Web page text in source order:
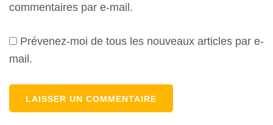
commentaires par e-mail.
Prévenez-moi de tous les nouveaux articles par e-
mail.